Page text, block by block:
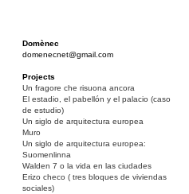
Domènec
domenecnet@gmail.com
Projects
Un fragore che risuona ancora
El estadio, el pabellón y el palacio (caso
de estudio)
Un siglo de arquitectura europea
Muro
Un siglo de arquitectura europea:
Suomenlinna
Walden 7 o la vida en las ciudades
Erizo checo ( tres bloques de viviendas
sociales)